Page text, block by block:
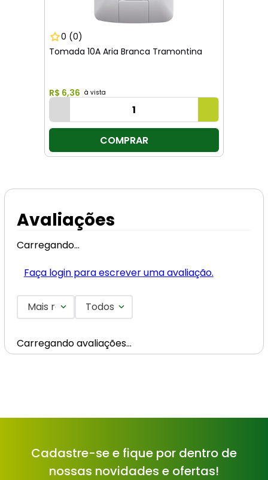
0 (0)
Tomada 10A Aria Branca Tramontina
R$ 6,36
COMPRAR
Avaliações
Carregando…
Faça login para escrever uma avaliação.
Mais recentesTodos
Carregando avaliações…
Cadastre-se e fique por dentro de
nossas novidades e ofertas!